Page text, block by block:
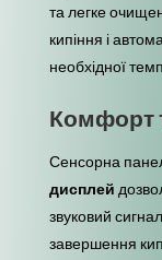
та легке
кипіння і
необхідної
Комфорт
Сенсорна
дисплей
звуковий
завершення